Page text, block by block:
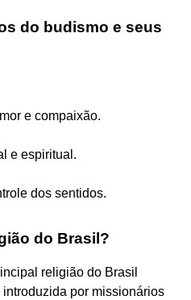
do budismo e seus
e compaixão.
e espiritual.
dos sentidos.
do Brasil?
religião do Brasil
por missionários